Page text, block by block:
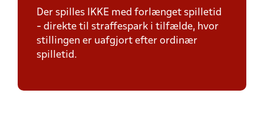
Der spilles IKKE med forlænget spilletid
- direkte til straffespark i tilfælde, hvor
stillingen er uafgjort efter ordinær
spilletid.